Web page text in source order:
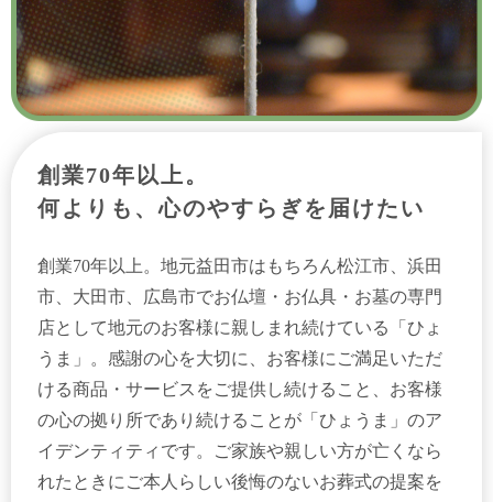
創業70年以上。
何よりも、心のやすらぎを届けたい
創業70年以上。地元益田市はもちろん松江市、浜田
市、大田市、広島市でお仏壇・お仏具・お墓の専門
店として地元のお客様に親しまれ続けている「ひょ
うま」。感謝の心を大切に、お客様にご満足いただ
ける商品・サービスをご提供し続けること、お客様
の心の拠り所であり続けることが「ひょうま」のア
イデンティティです。ご家族や親しい方が亡くなら
れたときにご本人らしい後悔のないお葬式の提案を